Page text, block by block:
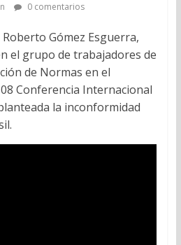
0 comentarios
Gómez Esguerra,
el grupo de trabajadores de
de Normas en el
Conferencia Internacional
la inconformidad